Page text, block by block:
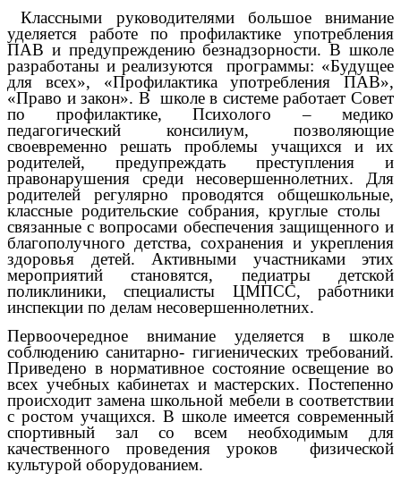
Классными руководителями большое внимание
уделяется работе по профилактике употребления
ПАВ и предупреждению безнадзорности. В школе
разработаны и реализуются программы: «Будущее
для всех», «Профилактика употребления ПАВ»,
«Право и закон». В школе в системе работает Совет
по профилактике, Психолого – медико
педагогический консилиум, позволяющие
своевременно решать проблемы учащихся и их
родителей, предупреждать преступления и
правонарушения среди несовершеннолетних. Для
родителей регулярно проводятся общешкольные,
классные родительские собрания, круглые столы
связанные с вопросами обеспечения защищенного и
благополучного детства, сохранения и укрепления
здоровья детей. Активными участниками этих
мероприятий становятся, педиатры детской
поликлиники, специалисты ЦМПСС, работники
инспекции по делам несовершеннолетних.
Первоочередное внимание уделяется в школе
соблюдению санитарно- гигиенических требований.
Приведено в нормативное состояние освещение во
всех учебных кабинетах и мастерских. Постепенно
происходит замена школьной мебели в соответствии
с ростом учащихся. В школе имеется современный
спортивный зал со всем необходимым для
качественного проведения уроков физической
культурой оборудованием.